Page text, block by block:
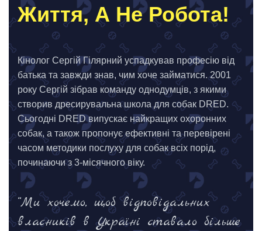
Життя, А Не Робота!
Кінолог Сергій Гілярний успадкував професію від
батька та завжди знав, чим хоче займатися. 2001
року Сергій зібрав команду однодумців, з якими
створив дресирувальна школа для собак DRED.
Сьогодні DRED випускає найкращих охоронних
собак, а також пропонує ефективні та перевірені
часом методики послуху для собак всіх порід,
починаючи з 3-місячного віку.
“Ми хочемо, щоб відповідальних
власників в Україні ставало більше